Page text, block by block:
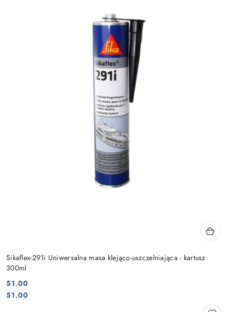
Sikaflex-291i Uniwersalna masa klejąco-uszczelniająca - kartusz
300ml
Cena:
51.00
Cena:
51.00